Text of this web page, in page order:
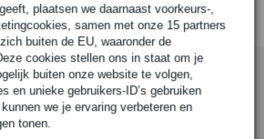
plaatsen we daarnaast voorkeurs-,
samen met onze 15 partners
buiten de EU, waaronder de
cookies stellen ons in staat om je
buiten onze website te volgen,
en unieke gebruikers-ID’s gebruiken
we je ervaring verbeteren en
tonen.